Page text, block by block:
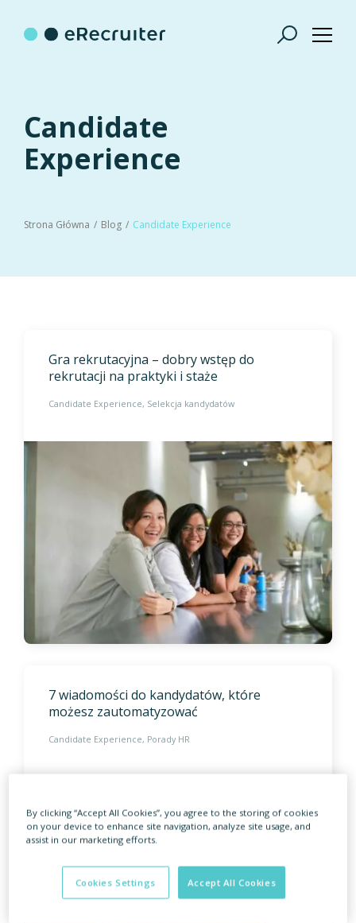
Candidate
Experience
Strona Główna Blog Candidate Experience
Gra rekrutacyjna – dobry wstęp do
rekrutacji na praktyki i staże
Candidate Experience Selekcja kandydatów
7 wiadomości do kandydatów, które
możesz zautomatyzować
Candidate Experience Porady HR
By clicking “Accept All Cookies”, you agree to the storing of cookies
on your device to enhance site navigation, analyze site usage, and
assist in our marketing efforts.
Accept All Cookies
Cookies Settings